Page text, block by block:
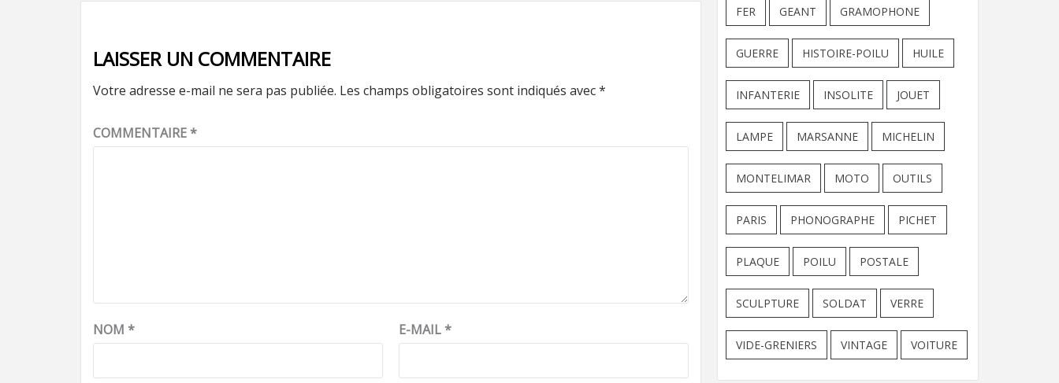
LAISSER UN COMMENTAIRE
Votre adresse e-mail ne sera pas publiée. Les champs obligatoires sont indiqués avec*
COMMENTAIRE*
NOM * E-MAIL*
FER GEANT GRAMOPHONE
GUERRE HISTOIRE-POILU HUILE
INFANTERIE INSOLITE JOUET
LAMPE MARSANNE MICHELIN
MONTELIMAR MOTO OUTILS
PARIS PHONOGRAPHE PICHET
PLAQUE POILU POSTALE
SCULPTURE SOLDAT VERRE
VIDE-GRENIERS VINTAGE VOITURE